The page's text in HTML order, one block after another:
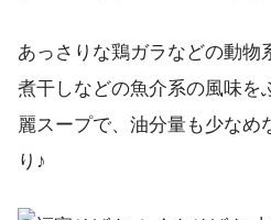
あっさりな鶏ガラなどの動物
煮干しなどの魚介系の風味を
麗スープで、油分量も少なめ
り♪